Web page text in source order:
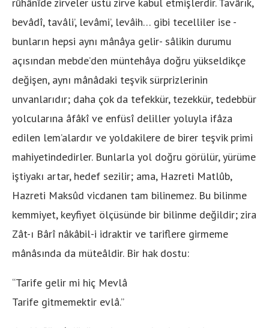
bevâdî, tavâli’, levâmi’, levâih… gibi tecelliler ise -
bunların hepsi aynı mânâya gelir- sâlikin durumu
açısından mebde’den müntehâya doğru yükseldikçe
değişen, aynı mânâdaki teşvik sürprizlerinin
unvanlarıdır; daha çok da tefekkür, tezekkür, tedebbür
yolcularına âfâkî ve enfüsî deliller yoluyla ifâza
edilen lem’alardır ve yoldakilere de birer teşvik primi
mahiyetindedirler. Bunlarla yol doğru görülür, yürüme
iştiyakı artar, hedef sezilir; ama, Hazreti Matlûb,
Hazreti Maksûd vicdanen tam bilinemez. Bu bilinme
kemmiyet, keyfiyet ölçüsünde bir bilinme değildir; zira
Zât-ı Bârî nâkâbil-i idraktir ve tariflere girmeme
mânâsında da müteâldir. Bir hak dostu:
“Tarife gelir mi hiç Mevlâ
Tarife gitmemektir evlâ.”